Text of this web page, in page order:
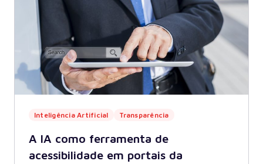
Inteligência Artificial Transparência
A IA como ferramenta de
acessibilidade em portais da